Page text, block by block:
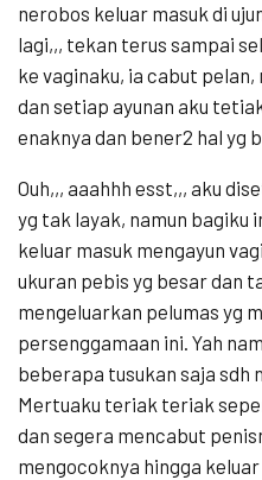
nerobos keluar masuk di
lagi,,, tekan terus sampai
ke vaginaku, ia cabut
dan setiap ayunan aku
enaknya dan bener2 hal yg
Ouh,,, aaahhh esst,,, aku
yg tak layak, namun bagiku
keluar masuk mengayun
ukuran pebis yg besar dan
mengeluarkan pelumas yg
persenggamaan ini. Yah
beberapa tusukan saja sdh
Mertuaku teriak teriak
dan segera mencabut
mengocoknya hingga